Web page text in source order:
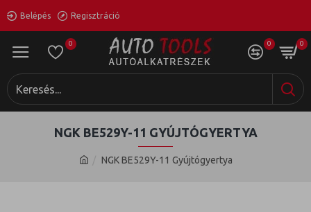
Belépés Regisztráció
0 0 0
NGK BE529Y-11 Gyújtógyertya
NGK BE529Y-11 GYÚJTÓGYERTYA